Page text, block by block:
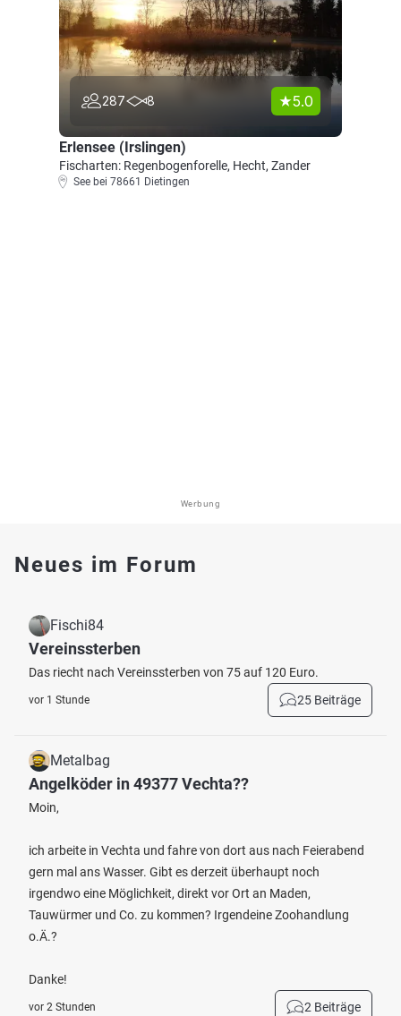
287 8 5.0
Erlensee (Irslingen)
Fischarten: Regenbogenforelle, Hecht, Zander
See bei 78661 Dietingen
Werbung
Neues im Forum
Fischi84
Vereinssterben
Das riecht nach Vereinssterben von 75 auf 120 Euro.
vor 1 Stunde 25 Beiträge
Metalbag
Angelköder in 49377 Vechta??
Moin,
ich arbeite in Vechta und fahre von dort aus nach Feierabend
gern mal ans Wasser. Gibt es derzeit überhaupt noch
irgendwo eine Möglichkeit, direkt vor Ort an Maden,
Tauwürmer und Co. zu kommen? Irgendeine Zoohandlung
o.Ä.?
Danke!
vor 2 Stunden 2 Beiträge